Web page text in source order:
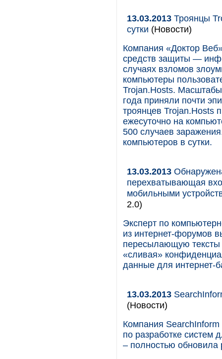
13.03.2013 Троянцы
сутки (Новости)
Компания «Доктор
средств защиты —
случаях взломов
компьютеры
Trojan.Hosts. Масштабы
года приняли почти
троянцев Trojan.Hosts
ежесуточно на
500 случаев
компьютеров в сутки.
13.03.2013
перехватывающая
мобильными
2.0)
Эксперт по
из интернет-форумов
пересылающую тексты
«сливая»
данные для интернет-
13.03.2013
(Новости)
Компания
по разработке систем
– полностью обновила